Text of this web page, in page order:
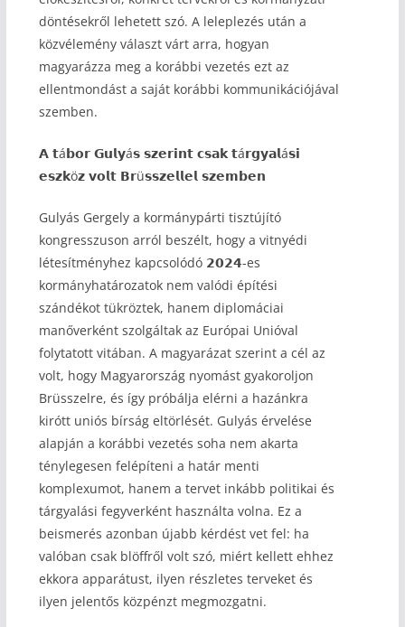
döntésekről lehetett szó. A leleplezés után a
közvélemény választ várt arra, hogyan
magyarázza meg a korábbi vezetés ezt az
ellentmondást a saját korábbi kommunikációjával
szemben.
𝗔 𝘁á𝗯𝗼𝗿 𝗚𝘂𝗹𝘆á𝘀 𝘀𝘇𝗲𝗿𝗶𝗻𝘁 𝗰𝘀𝗮𝗸 𝘁á𝗿𝗴𝘆𝗮𝗹á𝘀𝗶
𝗲𝘀𝘇𝗸ö𝘇 𝘃𝗼𝗹𝘁 𝗕𝗿ü𝘀𝘀𝘇𝗲𝗹𝗹𝗲𝗹 𝘀𝘇𝗲𝗺𝗯𝗲𝗻
Gulyás Gergely a kormánypárti tisztújító
kongresszuson arról beszélt, hogy a vitnyédi
létesítményhez kapcsolódó 𝟮𝟬𝟮𝟰-es
kormányhatározatok nem valódi építési
szándékot tükröztek, hanem diplomáciai
manőverként szolgáltak az Európai Unióval
folytatott vitában. A magyarázat szerint a cél az
volt, hogy Magyarország nyomást gyakoroljon
Brüsszelre, és így próbálja elérni a hazánkra
kirótt uniós bírság eltörlését. Gulyás érvelése
alapján a korábbi vezetés soha nem akarta
ténylegesen felépíteni a határ menti
komplexumot, hanem a tervet inkább politikai és
tárgyalási fegyverként használta volna. Ez a
beismerés azonban újabb kérdést vet fel: ha
valóban csak blöffről volt szó, miért kellett ehhez
ekkora apparátust, ilyen részletes terveket és
ilyen jelentős közpénzt megmozgatni.